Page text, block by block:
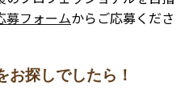
募フォームからご応募くださ
お探しでしたら！